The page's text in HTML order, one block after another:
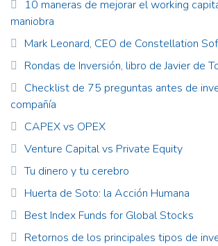
10 maneras de mejorar el working
maniobra
Mark Leonard, CEO de Constellation
Rondas de Inversión, libro de Javier de
Checklist de 75 preguntas antes de
compañía
CAPEX vs OPEX
Venture Capital vs Private Equity
Tu dinero y tu cerebro
Huerta de Soto: la Acción Humana
Best Index Funds for Global Stocks
Retornos de los principales tipos de